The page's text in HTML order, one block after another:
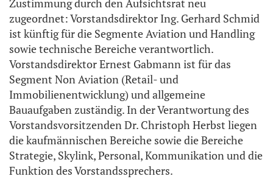
Zustimmung durch den Aufsichtsrat neu
zugeordnet: Vorstandsdirektor Ing. Gerhard Schmid
ist künftig für die Segmente Aviation und Handling
sowie technische Bereiche verantwortlich.
Vorstandsdirektor Ernest Gabmann ist für das
Segment Non Aviation (Retail- und
Immobilienentwicklung) und allgemeine
Bauaufgaben zuständig. In der Verantwortung des
Vorstandsvorsitzenden Dr. Christoph Herbst liegen
die kaufmännischen Bereiche sowie die Bereiche
Strategie, Skylink, Personal, Kommunikation und die
Funktion des Vorstandssprechers.